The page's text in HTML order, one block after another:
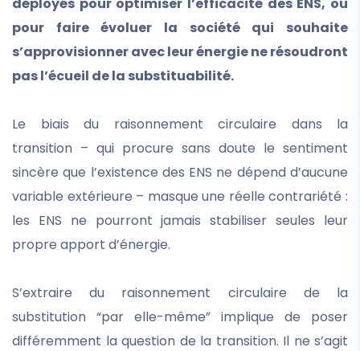
pour faire évoluer la société qui souhaite
s’approvisionner avec leur énergie ne résoudront
pas l’écueil de la substituabilité.
Le biais du raisonnement circulaire dans la
transition – qui procure sans doute le sentiment
sincère que l’existence des ENS ne dépend d’aucune
variable extérieure – masque une réelle contrariété :
les ENS ne pourront jamais stabiliser seules leur
propre apport d’énergie.
S’extraire du raisonnement circulaire de la
substitution “par elle-même” implique de poser
différemment la question de la transition. Il ne s’agit